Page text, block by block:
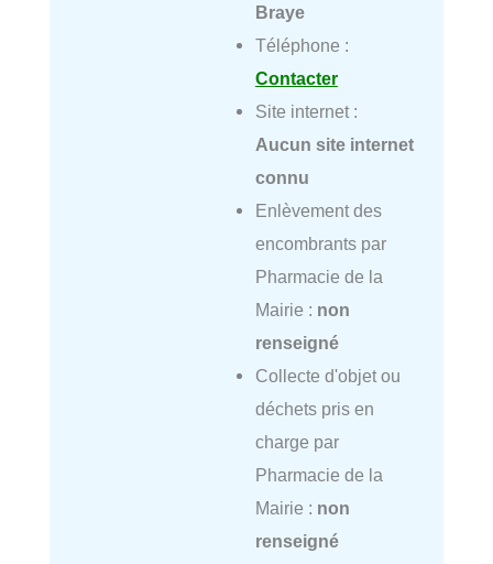
Braye
Téléphone :
Contacter
Site internet :
Aucun site internet
connu
Enlèvement des
encombrants par
Pharmacie de la
Mairie : non
renseigné
Collecte d'objet ou
déchets pris en
charge par
Pharmacie de la
Mairie : non
renseigné